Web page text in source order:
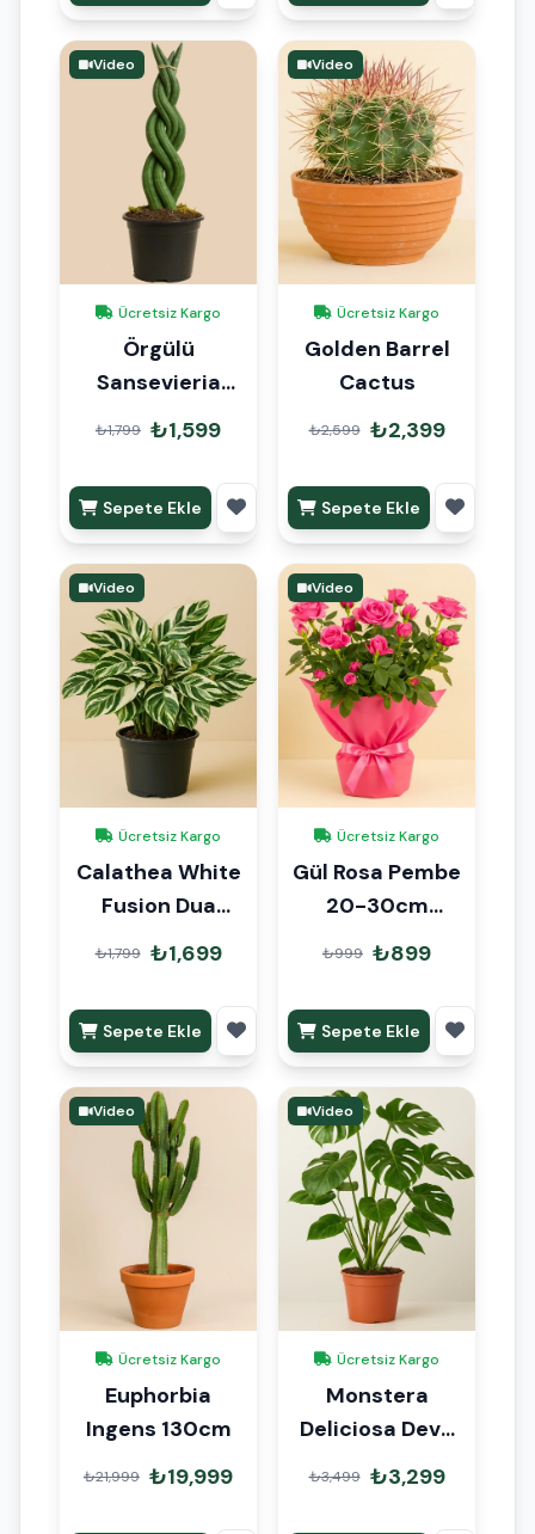
Video
Ücretsiz Kargo
Örgülü
Sansevieria
Paşa Kılıcı İthal
₺1,799 ₺1,599
Sepete Ekle
Video
Ücretsiz Kargo
Golden Barrel
Cactus
₺2,599 ₺2,399
Sepete Ekle
Video
Ücretsiz Kargo
Calathea White
Fusion Dua
Çiçeği
₺1,799 ₺1,699
Sepete Ekle
Video
Ücretsiz Kargo
Gül Rosa Pembe
20-30cm
Hediye Paketli
₺999 ₺899
Sepete Ekle
Video
Ücretsiz Kargo
Euphorbia
Ingens 130cm
₺21,999 ₺19,999
Video
Ücretsiz Kargo
Monstera
Deliciosa Deve
Tabanı 100-
120cm
₺3,499 ₺3,299